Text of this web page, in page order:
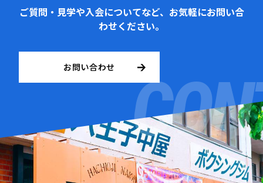
ご質問・見学や入会についてなど、お気軽にお問い合
わせください。
お問い合わせ